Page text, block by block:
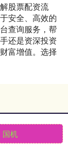
股票配资流
安全、高效的
查询服务，帮
还是资深投资
富增值。选择
国机